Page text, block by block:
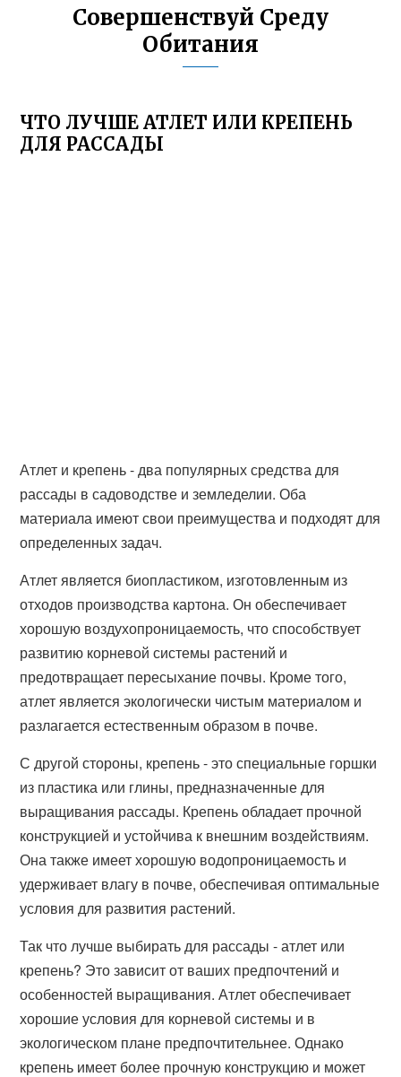
Совершенствуй Среду
Обитания
ЧТО ЛУЧШЕ АТЛЕТ ИЛИ КРЕПЕНЬ
ДЛЯ РАССАДЫ
Атлет и крепень - два популярных средства для
рассады в садоводстве и земледелии. Оба
материала имеют свои преимущества и подходят для
определенных задач.
Атлет является биопластиком, изготовленным из
отходов производства картона. Он обеспечивает
хорошую воздухопроницаемость, что способствует
развитию корневой системы растений и
предотвращает пересыхание почвы. Кроме того,
атлет является экологически чистым материалом и
разлагается естественным образом в почве.
С другой стороны, крепень - это специальные горшки
из пластика или глины, предназначенные для
выращивания рассады. Крепень обладает прочной
конструкцией и устойчива к внешним воздействиям.
Она также имеет хорошую водопроницаемость и
удерживает влагу в почве, обеспечивая оптимальные
условия для развития растений.
Так что лучше выбирать для рассады - атлет или
крепень? Это зависит от ваших предпочтений и
особенностей выращивания. Атлет обеспечивает
хорошие условия для корневой системы и в
экологическом плане предпочтительнее. Однако
крепень имеет более прочную конструкцию и может